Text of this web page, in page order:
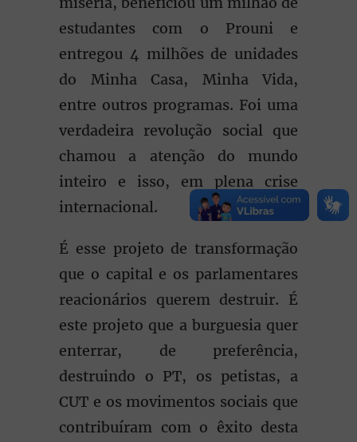
estudantes com o Prouni e
entregou 4 milhões de unidades
do Minha Casa, Minha Vida,
entre outros programas. Foi uma
verdadeira revolução social que
chamou a atenção do mundo
inteiro e isso, em plena crise
internacional.
É esse projeto de transformação
que o capital e os parlamentares
reacionários querem destruir. É
este projeto que a burguesia quer
enterrar, de preferência,
destruindo o PT, os petistas, a
CUT e os movimentos sociais que
contribuíram com o êxito desta